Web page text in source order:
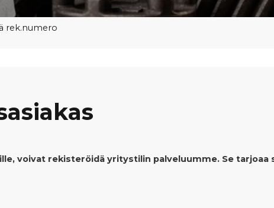
rek.numero
voivat rekisteröidä yritystilin palveluumme. Se tarjoaa